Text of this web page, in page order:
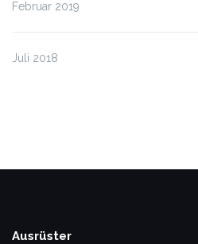
Februar 2019
Juli 2018
Ausrüster